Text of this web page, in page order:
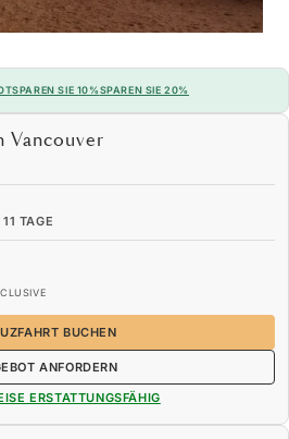
SPAREN SIE 10%SPAREN SIE 20%
Vancouver
11 TAGE
BUCHEN
ANFORDERN
ERSTATTUNGSFÄHIG